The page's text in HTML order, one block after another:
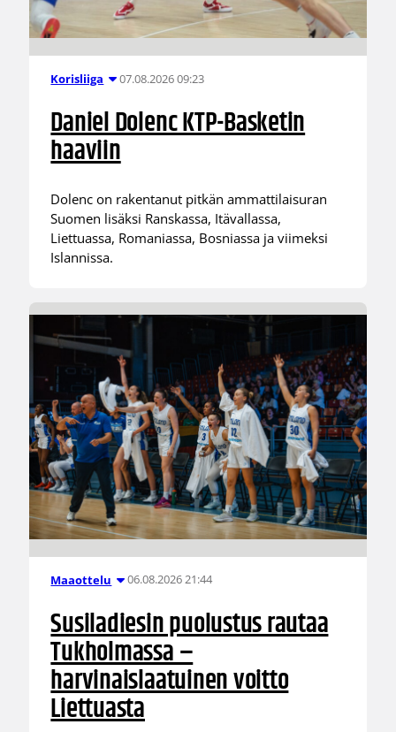
Korisliiga 07.08.2026 09:23
Daniel Dolenc KTP-Basketin
haaviin
Dolenc on rakentanut pitkän ammattilaisuran
Suomen lisäksi Ranskassa, Itävallassa,
Liettuassa, Romaniassa, Bosniassa ja viimeksi
Islannissa.
Maaottelu 06.08.2026 21:44
Susiladiesin puolustus rautaa
Tukholmassa –
harvinaislaatuinen voitto
Liettuasta